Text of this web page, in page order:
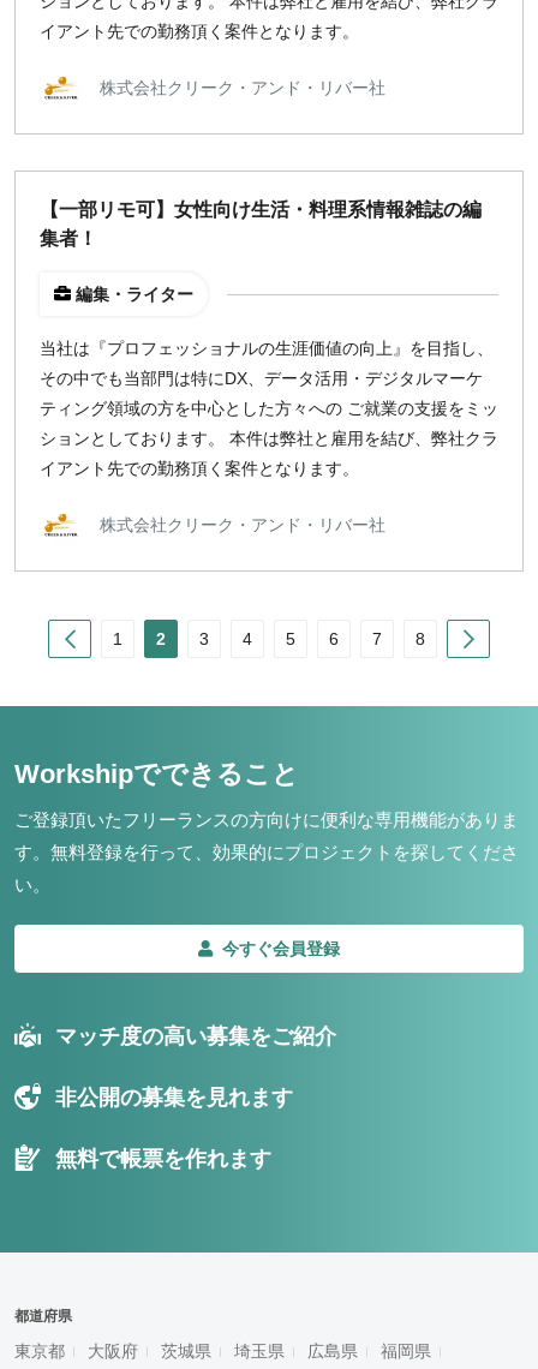
イアント先での勤務頂く案件となります。
株式会社クリーク・アンド・リバー社
【一部リモ可】女性向け生活・料理系情報雑誌の編
集者！
編集・ライター
当社は『プロフェッショナルの生涯価値の向上』を目指し、
その中でも当部門は特にDX、データ活用・デジタルマーケ
ティング領域の方を中心とした方々への ご就業の支援をミッ
ションとしております。 本件は弊社と雇用を結び、弊社クラ
イアント先での勤務頂く案件となります。
株式会社クリーク・アンド・リバー社
Prev1 2 3 4 5 6 7 8
Workshipでできること
ご登録頂いたフリーランスの方向けに便利な専用機能がありま
す。 無料登録を行って、効果的にプロジェクトを探してくださ
い。
今すぐ会員登録
マッチ度の高い募集をご紹介
非公開の募集を見れます
無料で帳票を作れます
都道府県
東京都 大阪府 茨城県 埼玉県 広島県 福岡県